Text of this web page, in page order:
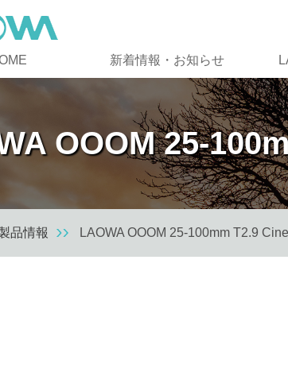
新着情報・お知らせ
OOOM 25-
品情報 LAOWA OOOM 25-100mm T2.9 Cine